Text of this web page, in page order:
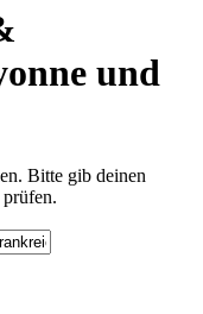
und
Bitte gib deinen